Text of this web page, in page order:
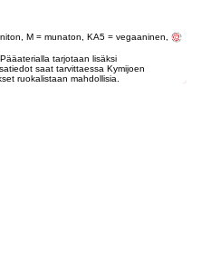
M = munaton, KA5 = vegaaninen,
tarjotaan lisäksi
saat tarvittaessa Kymijoen
ruokalistaan mahdollisia.